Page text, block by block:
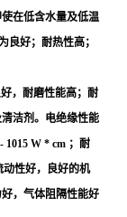
在低含水量及低温
良好；耐热性高；
，耐磨性能高；耐
洁剂。电绝缘性能
1015 W * cm ；耐
动性好，良好的机
，气体阻隔性能好